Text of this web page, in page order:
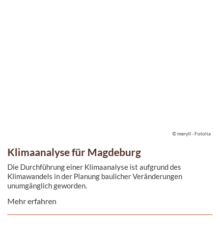
Klimaanalyse für Magdeburg
Die Durchführung einer Klimaanalyse ist aufgrund des
Klimawandels in der Planung baulicher Veränderungen
unumgänglich geworden.
Mehr erfahren
© meryll - Fotolia